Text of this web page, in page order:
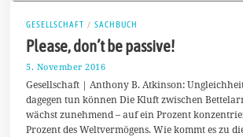
GESELLSCHAFT / SACHBUCH
Please, don’t be passive!
5. November 2016
.
N
o
v
e
Gesellschaft | Anthony B. Atkinson:
dagegen tun können Die Kluft zwischen
wächst zunehmend – auf ein Prozent
Prozent des Weltvermögens. Wie kommt es zu